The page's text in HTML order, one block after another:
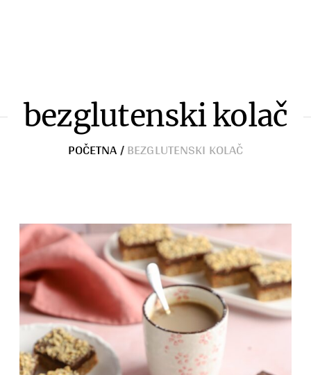
bezglutenski kolač
POČETNA/BEZGLUTENSKI KOLAČ